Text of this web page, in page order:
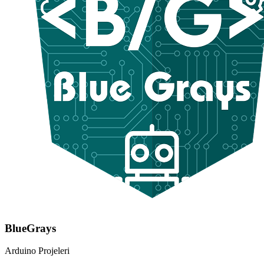
BlueGrays
Arduino Projeleri